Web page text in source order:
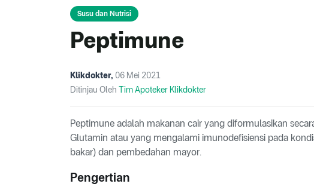
Susu dan Nutrisi
Peptimune
Klikdokter, 06 Mei 2021
Ditinjau Oleh Tim Apoteker Klikdokter
Peptimune adalah makanan cair yang diformulasikan
Glutamin atau yang mengalami imunodefisiensi pada
bakar) dan pembedahan mayor.
Pengertian